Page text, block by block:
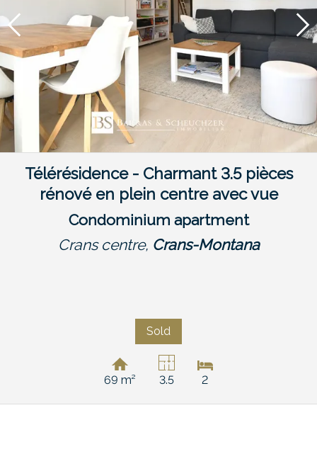
Télérésidence - Charmant 3.5 pièces
rénové en plein centre avec vue
Condominium apartment
Crans centre, Crans-Montana
Sold
69 m² 3.5 2